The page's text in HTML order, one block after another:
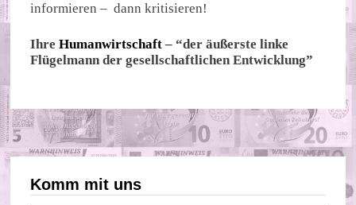
informieren – dann kritisieren!
IhreHumanwirtschaft – “der äußerste linke
Flügelmann der gesellschaftlichen Entwicklung”
Komm mit uns